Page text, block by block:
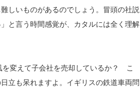
しいものがあるのでしょう。冒頭の社説
と言う時間感覚が、カタルには全く理解
を変えて子会社を売却しているか？ こ
立も呆れますよ。イギリスの鉄道車両問